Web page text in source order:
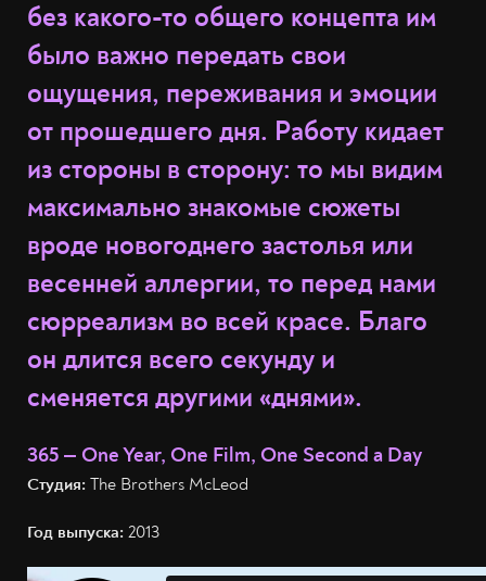
без какого-то общего концепта им
было важно передать свои
ощущения, переживания и эмоции
от прошедшего дня. Работу кидает
из стороны в сторону: то мы видим
максимально знакомые сюжеты
вроде новогоднего застолья или
весенней аллергии, то перед нами
сюрреализм во всей красе. Благо
он длится всего секунду и
сменяется другими «днями».
365 — One Year, One Film, One Second a Day
Студия: The Brothers McLeod
Год выпуска: 2013